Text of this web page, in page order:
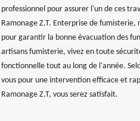
professionnel pour assurer l'un de ces
Ramonage Z.T. Enterprise de fumisterie,
pour garantir la bonne évacuation des
artisans fumisterie, vivez en toute
fonctionnelle tout au long de l'année.
vous pour une intervention efficace et
Ramonage Z.T, vous serez satisfait.